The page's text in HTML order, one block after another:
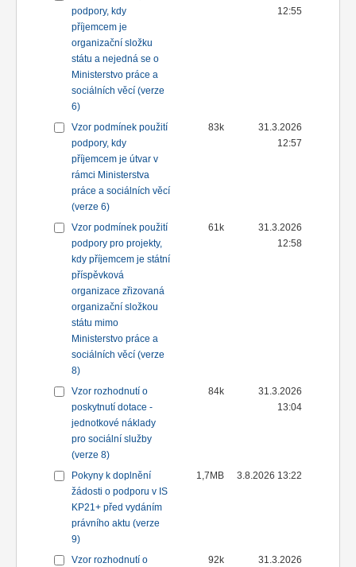
podpory, kdy
příjemcem je
organizační složku
státu a nejedná se o
Ministerstvo práce a
sociálních věcí (verze
6)
12:55
Vzor podmínek použití
podpory, kdy
příjemcem je útvar v
rámci Ministerstva
práce a sociálních věcí
(verze 6)
83k
31.3.2026
12:57
Vzor podmínek použití
podpory pro projekty,
kdy příjemcem je státní
příspěvková
organizace zřizovaná
organizační složkou
státu mimo
Ministerstvo práce a
sociálních věcí (verze
8)
61k
31.3.2026
12:58
Vzor rozhodnutí o
poskytnutí dotace -
jednotkové náklady
pro sociální služby
(verze 8)
84k
31.3.2026
13:04
Pokyny k doplnění
žádosti o podporu v IS
KP21+ před vydáním
právního aktu (verze
9)
1,7MB 3.8.2026 13:22
Vzor rozhodnutí o
92k
31.3.2026